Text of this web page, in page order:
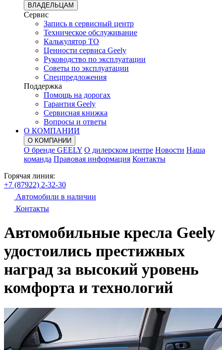
ВЛАДЕЛЬЦАМ
Сервис
Запись в сервисный центр
Техническое обслуживание
Калькулятор ТО
Ценности сервиса Geely
Руководство по эксплуатации
Советы по эксплуатации
Спецпредложения
Поддержка
Помощь на дорогах
Гарантия Geely
Сервисная книжка
Вопросы и ответы
О КОМПАНИИ
О КОМПАНИИ
О бренде GEELY О дилерском центре Новости Наша
команда Правовая информация Контакты
Горячая линия:
+7 (87922) 2-32-30
Автомобили в наличии
Контакты
Автомобильные кресла Geely
удостоились престижных
наград за высокий уровень
комфорта и технологий